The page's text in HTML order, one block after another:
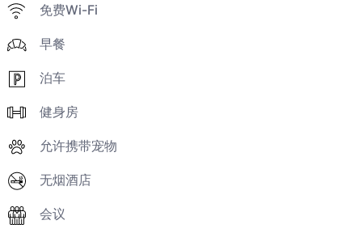
免费Wi-Fi
早餐
泊车
健身房
允许携带宠物
无烟酒店
会议